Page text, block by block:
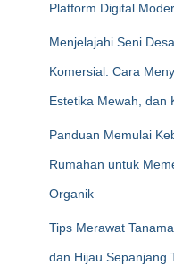
Platform Digital
Menjelajahi Seni
Komersial: Cara
Estetika Mewah, dan
Panduan Memulai
Rumahan untuk
Organik
Tips Merawat
dan Hijau Sepanjang